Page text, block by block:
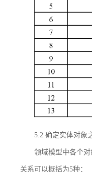
5.2 确定实体对象
领域模型中各个
关系可以概括为5种：